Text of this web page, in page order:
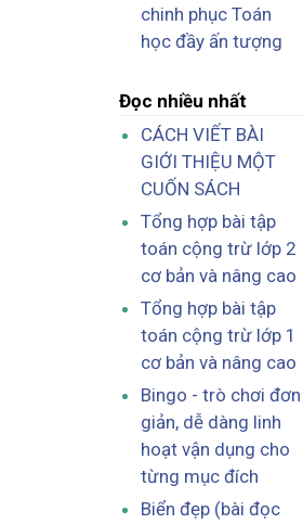
chinh phục Toán
học đầy ấn tượng
Đọc nhiều nhất
CÁCH VIẾT BÀI
GIỚI THIỆU MỘT
CUỐN SÁCH
Tổng hợp bài tập
toán cộng trừ lớp 2
cơ bản và nâng cao
Tổng hợp bài tập
toán cộng trừ lớp 1
cơ bản và nâng cao
Bingo - trò chơi đơn
giản, dễ dàng linh
hoạt vận dụng cho
từng mục đích
Biển đẹp (bài đọc